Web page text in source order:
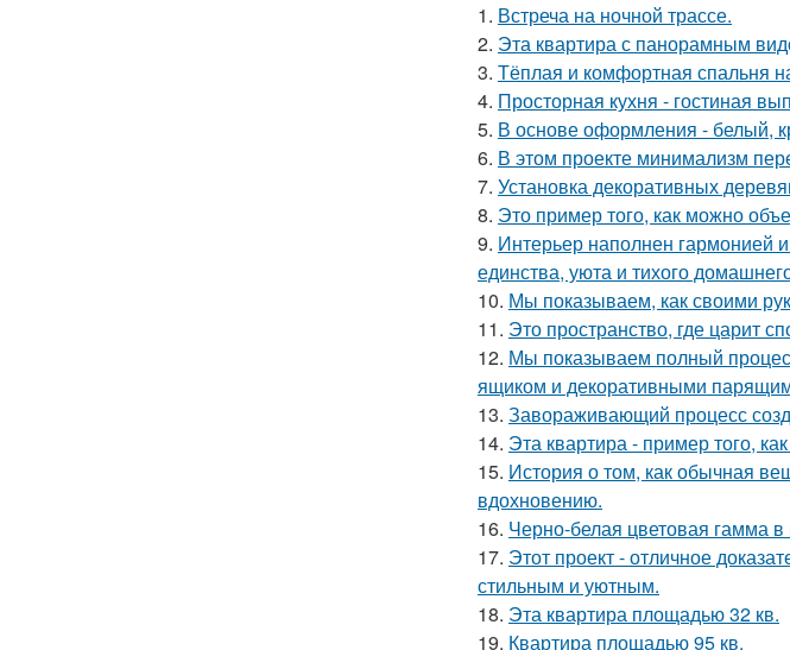
1. Встреча на ночной трассе.
2. Эта квартира с панорамным
3. Тёплая и комфортная спальня
4. Просторная кухня - гостиная
5. В основе оформления - белый,
6. В этом проекте минимализм
7. Установка декоративных
8. Это пример того, как можно
9. Интерьер наполнен гармонией
единства, уюта и тихого
10. Мы показываем, как своими
11. Это пространство, где царит
12. Мы показываем полный
ящиком и декоративными
13. Завораживающий процесс
14. Эта квартира - пример того,
15. История о том, как обычная
вдохновению.
16. Черно-белая цветовая гамма в
17. Этот проект - отличное
стильным и уютным.
18. Эта квартира площадью 32 кв.
19. Квартира площадью 95 кв.